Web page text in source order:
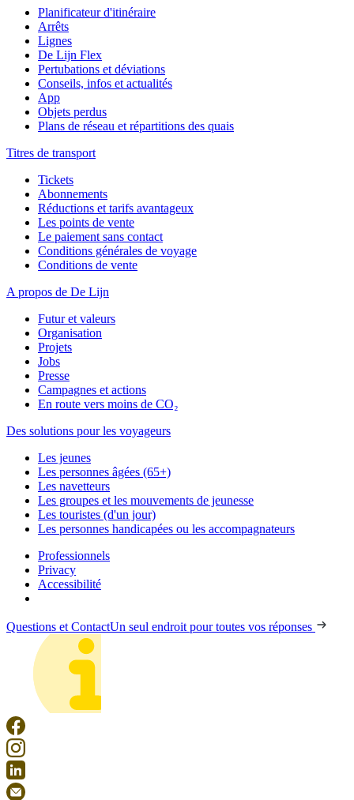
Planificateur d'itinéraire
Arrêts
Lignes
De Lijn Flex
Pertubations et déviations
Conseils, infos et actualités
App
Objets perdus
Plans de réseau et répartitions des quais
Titres de transport
Tickets
Abonnements
Réductions et tarifs avantageux
Les points de vente
Le paiement sans contact
Conditions générales de voyage
Conditions de vente
A propos de De Lijn
Futur et valeurs
Organisation
Projets
Jobs
Presse
Campagnes et actions
En route vers moins de CO₂
Des solutions pour les voyageurs
Les jeunes
Les personnes âgées (65+)
Les navetteurs
Les groupes et les mouvements de jeunesse
Les touristes (d'un jour)
Les personnes handicapées ou les accompagnateurs
Professionnels
Privacy
Accessibilité
Questions et ContactUn seul endroit pour toutes vos réponses